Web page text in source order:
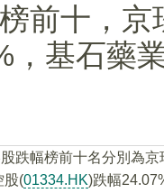
前十，京
，基石藥
跌幅榜前十名分別為京
股(01334.HK)跌幅